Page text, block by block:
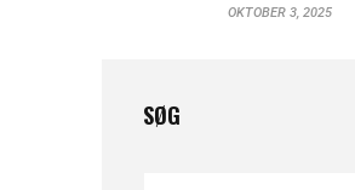
OKTOBER 3, 2025
SØG